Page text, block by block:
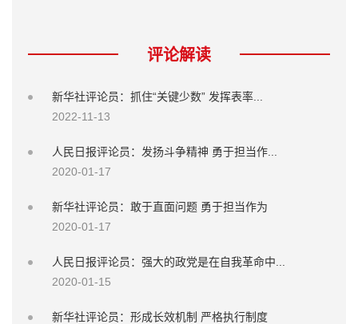
评论解读
新华社评论员：抓住“关键少数” 发挥表率...
2022-11-13
人民日报评论员：发扬斗争精神 勇于担当作...
2020-01-17
新华社评论员：敢于直面问题 勇于担当作为
2020-01-17
人民日报评论员：强大的政党是在自我革命中...
2020-01-15
新华社评论员：形成长效机制 严格执行制度